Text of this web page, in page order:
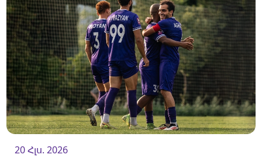
20 Հլս. 2026